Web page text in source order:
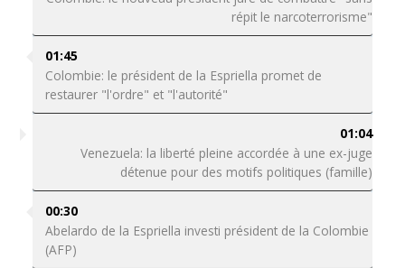
répit le narcoterrorisme"
01:45
Colombie: le président de la Espriella promet de
restaurer "l'ordre" et "l'autorité"
01:04
Venezuela: la liberté pleine accordée à une ex-juge
détenue pour des motifs politiques (famille)
00:30
Abelardo de la Espriella investi président de la Colombie
(AFP)